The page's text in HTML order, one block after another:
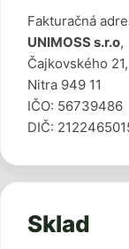
Fakturačná
UNIMOSS s.r.o,
Čajkovského 21,
Nitra 949 11
IČO: 56739486
DIČ:
Sklad